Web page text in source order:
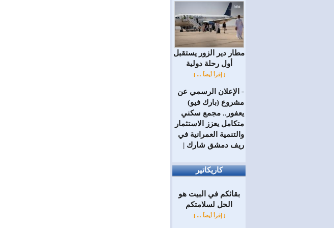
مطار دير الزور يستقبل
أول رحلة دولية
[ إقرأ أيضاً ... ]
=
الإعلان الرسمي عن
مشروع (بارك فيو)
يعفور.. مجمع سكني
متكامل يعزز الاستثمار
والتنمية العمرانية في
ريف دمشق شارك |
كاريكاتير
بقائكم في البيت هو
الحل لسلامتكم
[ إقرأ أيضاً ... ]